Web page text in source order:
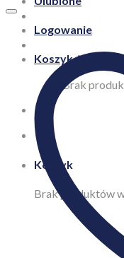
Logowanie
Koszyk /0,00
Brak
Koszyk
Brak produktów